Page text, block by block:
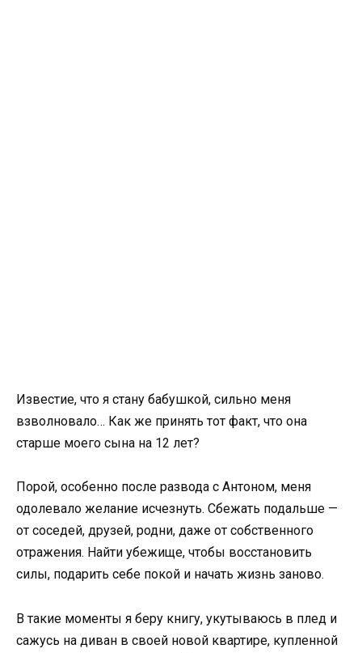
Известие, что я стану бабушкой, сильно меня
взволновало… Как же принять тот факт, что она
старше моего сына на 12 лет?
Порой, особенно после развода с Антоном, меня
одолевало желание исчезнуть. Сбежать подальше —
от соседей, друзей, родни, даже от собственного
отражения. Найти убежище, чтобы восстановить
силы, подарить себе покой и начать жизнь заново.
В такие моменты я беру книгу, укутываюсь в плед и
сажусь на диван в своей новой квартире, купленной